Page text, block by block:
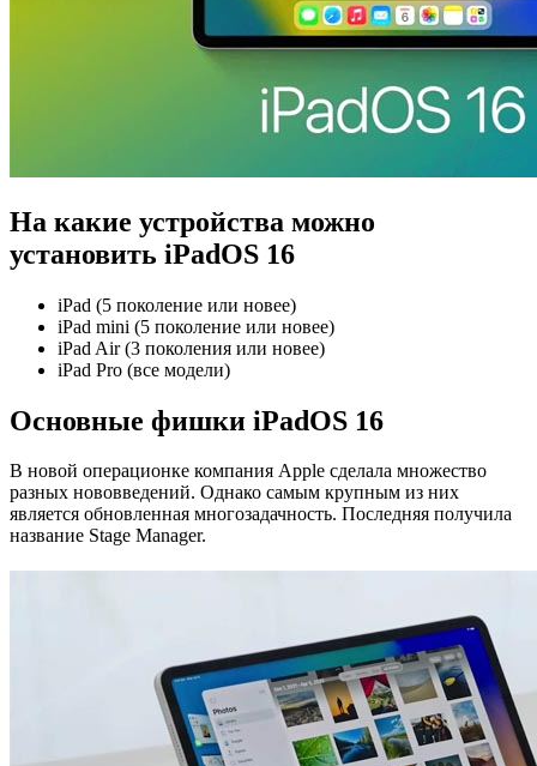
На какие устройства можно
установить iPadOS 16
iPad (5 поколение или новее)
iPad mini (5 поколение или новее)
iPad Air (3 поколения или новее)
iPad Pro (все модели)
Основные фишки iPadOS 16
В новой операционке компания Apple сделала множество
разных нововведений. Однако самым крупным из них
является обновленная многозадачность. Последняя получила
название Stage Manager.